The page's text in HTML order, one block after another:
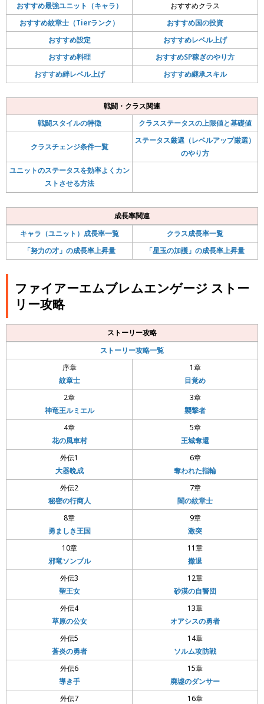
おすすめ最強ユニット（キャラ）
おすすめクラス
おすすめ紋章士（Tierランク）
おすすめ国の投資
おすすめ設定
おすすめレベル上げ
おすすめ料理
おすすめSP稼ぎのやり方
おすすめ絆レベル上げ
おすすめ継承スキル
戦闘・クラス関連
戦闘スタイルの特徴
クラスステータスの上限値と基礎値
クラスチェンジ条件一覧
ステータス厳選（レベルアップ厳選）
のやり方
ユニットのステータスを効率よくカン
ストさせる方法
成長率関連
キャラ（ユニット）成長率一覧
クラス成長率一覧
「努力の才」の成長率上昇量
「星玉の加護」の成長率上昇量
ファイアーエムブレムエンゲージ ストー
リー攻略
ストーリー攻略
ストーリー攻略一覧
序章
紋章士
1章
目覚め
2章
神竜王ルミエル
3章
襲撃者
4章
花の風車村
5章
王城奪還
外伝1
大器晩成
6章
奪われた指輪
外伝2
秘密の行商人
7章
闇の紋章士
8章
勇ましき王国
9章
激突
10章
邪竜ソンブル
11章
撤退
外伝3
聖王女
12章
砂漠の自警団
外伝4
草原の公女
13章
オアシスの勇者
外伝5
蒼炎の勇者
14章
ソルム攻防戦
外伝6
導き手
15章
廃墟のダンサー
外伝7
16章